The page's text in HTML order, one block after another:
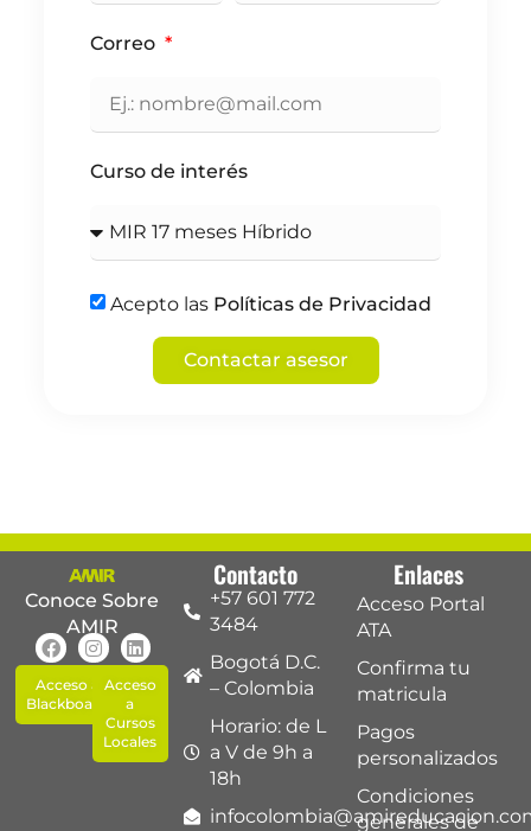
Correo
Curso de interés
Acepto las Políticas de Privacidad
Contactar asesor
Conoce Sobre
AMIR
Acceso a
Blackboard
Acceso
a
Cursos
Locales
Contacto
+57 601 772
3484
Bogotá D.C.
– Colombia
Horario: de L
a V de 9h a
18h
Enlaces
Acceso Portal
ATA
Confirma tu
matricula
Pagos
personalizados
Condiciones
generales de